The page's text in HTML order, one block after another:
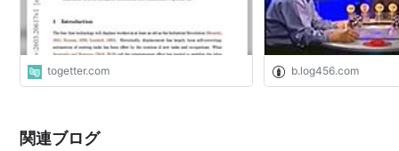
リスト::経済関連
リスト::数学関連
togetter.com b.log456.com
関連ブログ